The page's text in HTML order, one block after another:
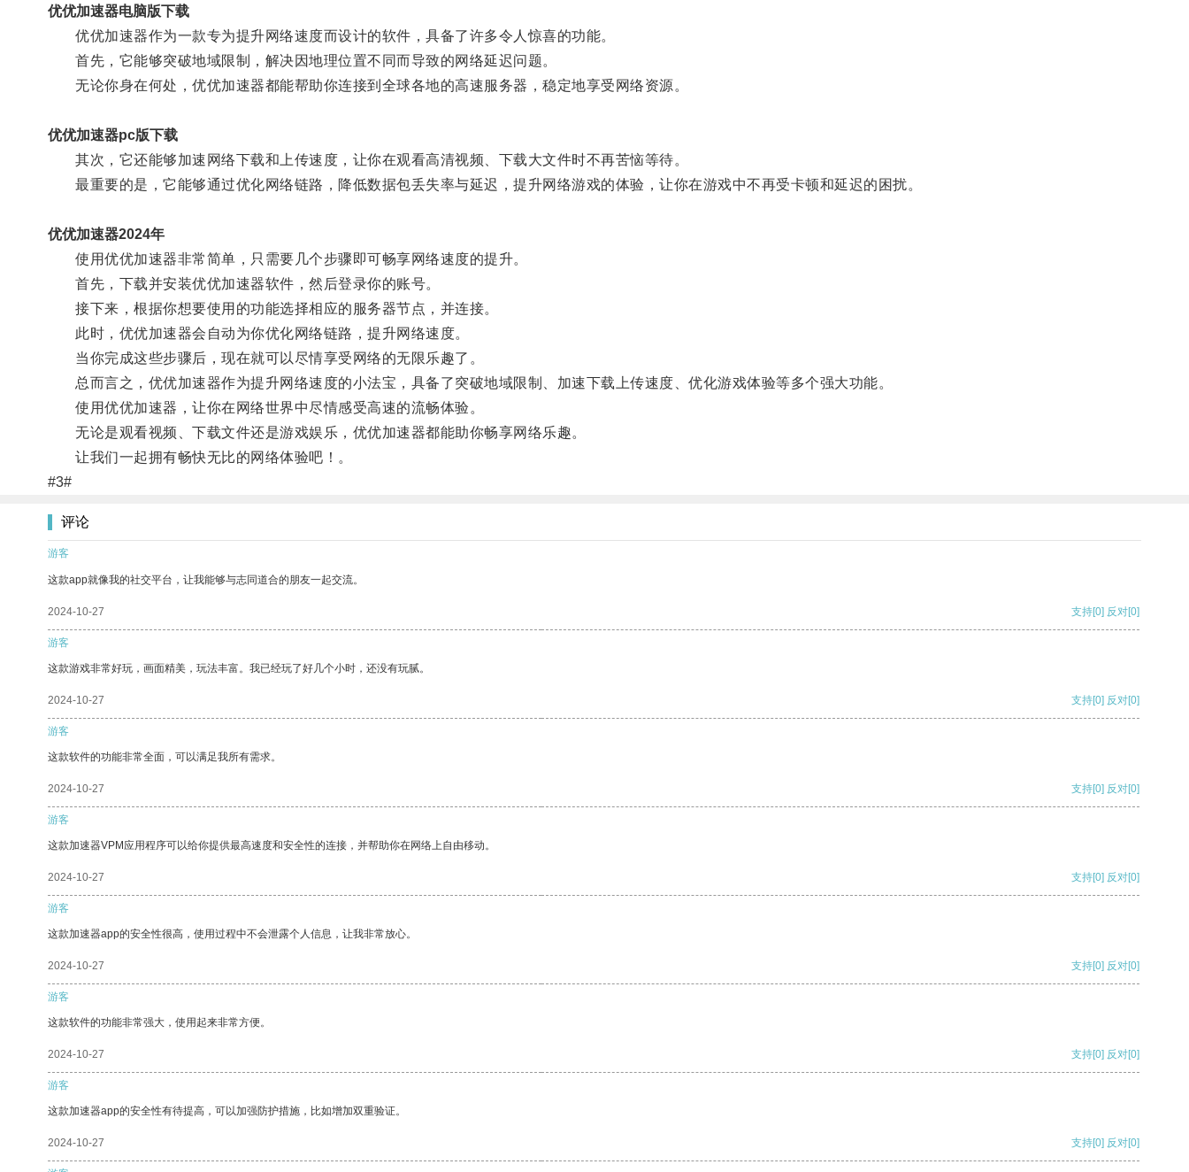
优优加速器电脑版下载
优优加速器作为一款专为提升网络速度而设计的软件，具备了许多令人惊喜的功能。
首先，它能够突破地域限制，解决因地理位置不同而导致的网络延迟问题。
无论你身在何处，优优加速器都能帮助你连接到全球各地的高速服务器，稳定地享受网络资源。
优优加速器pc版下载
其次，它还能够加速网络下载和上传速度，让你在观看高清视频、下载大文件时不再苦恼等待。
最重要的是，它能够通过优化网络链路，降低数据包丢失率与延迟，提升网络游戏的体验，让你在游戏中不再受卡顿和延迟的困扰。
优优加速器2024年
使用优优加速器非常简单，只需要几个步骤即可畅享网络速度的提升。
首先，下载并安装优优加速器软件，然后登录你的账号。
接下来，根据你想要使用的功能选择相应的服务器节点，并连接。
此时，优优加速器会自动为你优化网络链路，提升网络速度。
当你完成这些步骤后，现在就可以尽情享受网络的无限乐趣了。
总而言之，优优加速器作为提升网络速度的小法宝，具备了突破地域限制、加速下载上传速度、优化游戏体验等多个强大功能。
使用优优加速器，让你在网络世界中尽情感受高速的流畅体验。
无论是观看视频、下载文件还是游戏娱乐，优优加速器都能助你畅享网络乐趣。
让我们一起拥有畅快无比的网络体验吧！。
#3#
评论
游客
这款app就像我的社交平台，让我能够与志同道合的朋友一起交流。
2024-10-27 支持[0] 反对[0]
游客
这款游戏非常好玩，画面精美，玩法丰富。我已经玩了好几个小时，还没有玩腻。
2024-10-27 支持[0] 反对[0]
游客
这款软件的功能非常全面，可以满足我所有需求。
2024-10-27 支持[0] 反对[0]
游客
这款加速器VPM应用程序可以给你提供最高速度和安全性的连接，并帮助你在网络上自由移动。
2024-10-27 支持[0] 反对[0]
游客
这款加速器app的安全性很高，使用过程中不会泄露个人信息，让我非常放心。
2024-10-27 支持[0] 反对[0]
游客
这款软件的功能非常强大，使用起来非常方便。
2024-10-27 支持[0] 反对[0]
游客
这款加速器app的安全性有待提高，可以加强防护措施，比如增加双重验证。
2024-10-27 支持[0] 反对[0]